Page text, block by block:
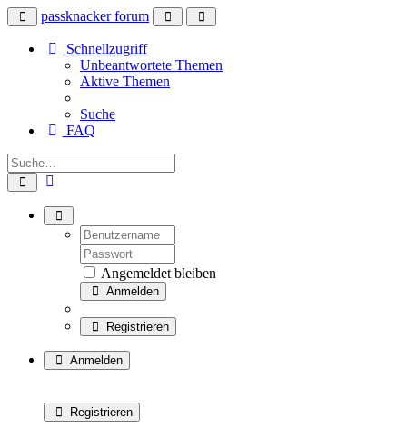
passknacker forum
Schnellzugriff
Unbeantwortete Themen
Aktive Themen
Suche
FAQ
Angemeldet bleiben
Anmelden
Registrieren
Anmelden
Registrieren